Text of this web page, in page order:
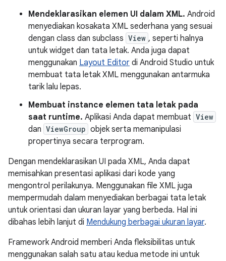
Mendeklarasikan elemen UI dalam XML. Android
menyediakan kosakata XML sederhana yang sesuai
dengan class dan subclass View , seperti halnya
untuk widget dan tata letak. Anda juga dapat
menggunakan Layout Editor di Android Studio untuk
membuat tata letak XML menggunakan antarmuka
tarik lalu lepas.
Membuat instance elemen tata letak pada
saat runtime. Aplikasi Anda dapat membuat View
dan ViewGroup objek serta memanipulasi
propertinya secara terprogram.
Dengan mendeklarasikan UI pada XML, Anda dapat
memisahkan presentasi aplikasi dari kode yang
mengontrol perilakunya. Menggunakan file XML juga
mempermudah dalam menyediakan berbagai tata letak
untuk orientasi dan ukuran layar yang berbeda. Hal ini
dibahas lebih lanjut di Mendukung berbagai ukuran layar.
Framework Android memberi Anda fleksibilitas untuk
menggunakan salah satu atau kedua metode ini untuk